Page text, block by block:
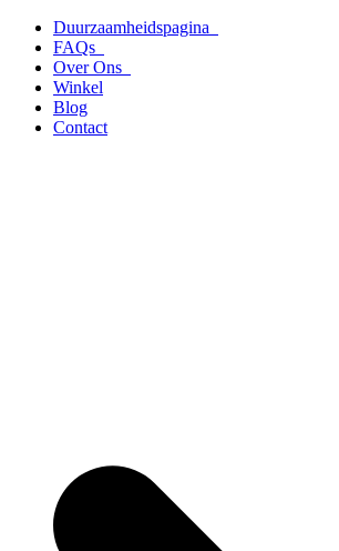
naar
inhoud
Duurzaamheidspagina
FAQs
Over Ons
Winkel
Blog
Contact